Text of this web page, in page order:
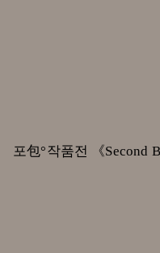
포包°작품전 《Second